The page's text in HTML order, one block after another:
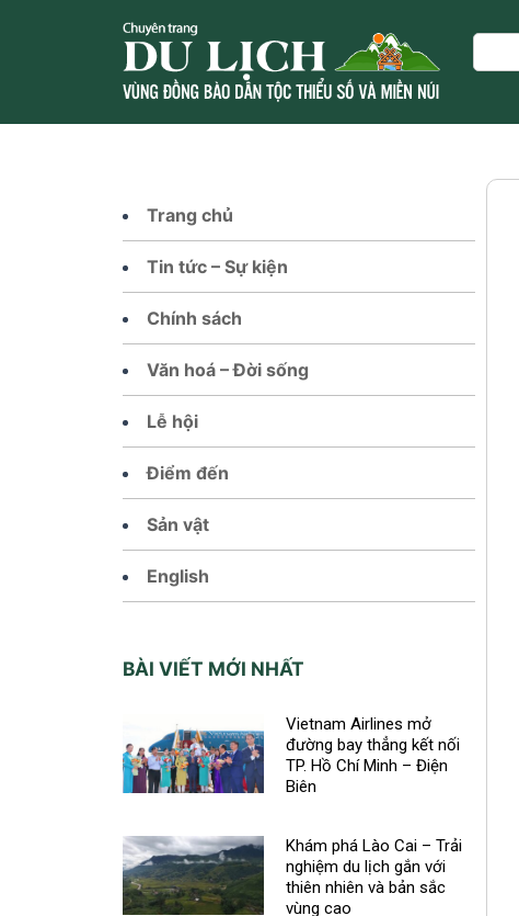
Search
Trang chủ
Tin tức – Sự kiện
Chính sách
Văn hoá – Đời sống
Lễ hội
Điểm đến
Sản vật
English
BÀI VIẾT MỚI NHẤT
Vietnam Airlines mở
đường bay thẳng kết nối
TP. Hồ Chí Minh – Điện
Biên
Khám phá Lào Cai – Trải
nghiệm du lịch gắn với
thiên nhiên và bản sắc
vùng cao